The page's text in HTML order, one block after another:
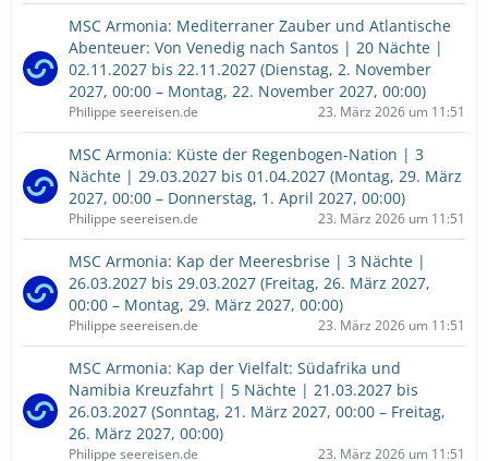
MSC Armonia: Mediterraner Zauber und Atlantische
Abenteuer: Von Venedig nach Santos | 20 Nächte |
02.11.2027 bis 22.11.2027 (Dienstag, 2. November
2027, 00:00 – Montag, 22. November 2027, 00:00)
Philippe seereisen.de 23. März 2026 um 11:51
MSC Armonia: Küste der Regenbogen-Nation | 3
Nächte | 29.03.2027 bis 01.04.2027 (Montag, 29. März
2027, 00:00 – Donnerstag, 1. April 2027, 00:00)
Philippe seereisen.de 23. März 2026 um 11:51
MSC Armonia: Kap der Meeresbrise | 3 Nächte |
26.03.2027 bis 29.03.2027 (Freitag, 26. März 2027,
00:00 – Montag, 29. März 2027, 00:00)
Philippe seereisen.de 23. März 2026 um 11:51
MSC Armonia: Kap der Vielfalt: Südafrika und
Namibia Kreuzfahrt | 5 Nächte | 21.03.2027 bis
26.03.2027 (Sonntag, 21. März 2027, 00:00 – Freitag,
26. März 2027, 00:00)
Philippe seereisen.de 23. März 2026 um 11:51